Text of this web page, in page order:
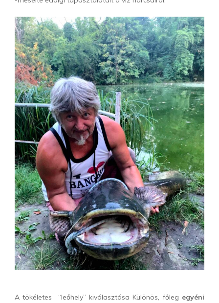
A tökéletes “leőhely” kiválasztása Különös, főleg egyéni